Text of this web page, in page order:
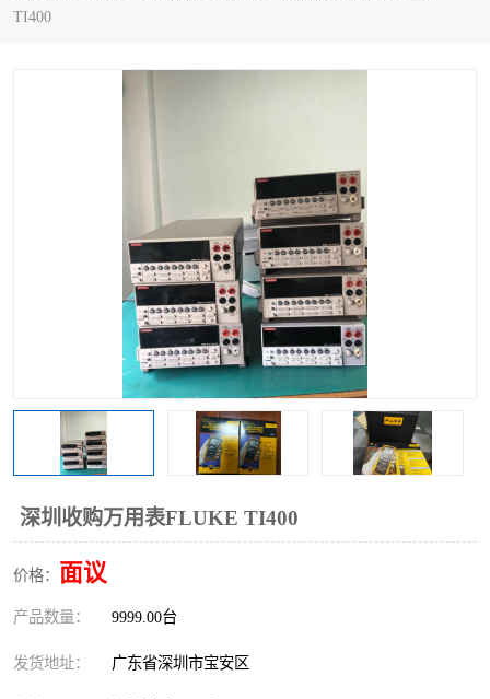
TI400
深圳收购万用表FLUKE TI400
价格： 面议
产品数量： 9999.00台
发货地址： 广东省深圳市宝安区
音频分析仪